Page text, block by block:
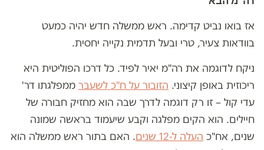
אז בואו נביט קדימה. ראש ממשלה חדש יהיה כמעט
בוודאות צעיר, טרי ובעל תדמית נקייה יחסית.
ניקח לדוגמה את רה"מ יאיר לפיד. כל דרכו הפוליטית היא
ריכוזית באופן קיצוני. הזובור על ח"כ לשעבר ממפלגתו דר'
עדי קול – זו רק דוגמה לדרך שבה הוא מחזיק חבורה של
חיילים. הוא הקים מפלגה וקבע שיעמוד בראשה שמונה
שנים, אח"כ העלה ל-12 שנים
. האם בתור ראש ממשלה הוא